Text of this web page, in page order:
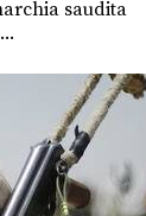
saudita